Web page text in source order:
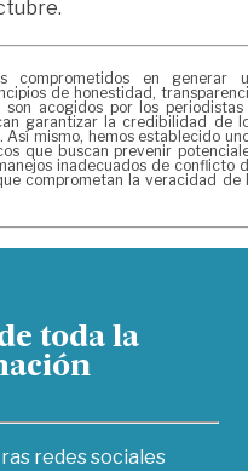
comprometidos en generar
de honestidad,
acogidos por los periodistas
garantizar la credibilidad de
mismo, hemos establecido
que buscan prevenir
inadecuados de conflicto
comprometan la veracidad de
toda la
redes sociales